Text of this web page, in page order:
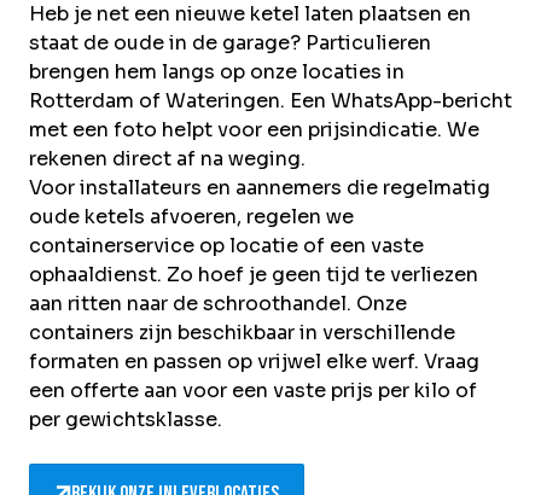
Heb je net een nieuwe ketel laten plaatsen en
staat de oude in de garage? Particulieren
brengen hem langs op onze locaties in
Rotterdam of Wateringen. Een WhatsApp-bericht
met een foto helpt voor een prijsindicatie. We
rekenen direct af na weging.
Voor installateurs en aannemers die regelmatig
oude ketels afvoeren, regelen we
containerservice op locatie of een vaste
ophaaldienst. Zo hoef je geen tijd te verliezen
aan ritten naar de schroothandel. Onze
containers zijn beschikbaar in verschillende
formaten en passen op vrijwel elke werf. Vraag
een offerte aan voor een vaste prijs per kilo of
per gewichtsklasse.